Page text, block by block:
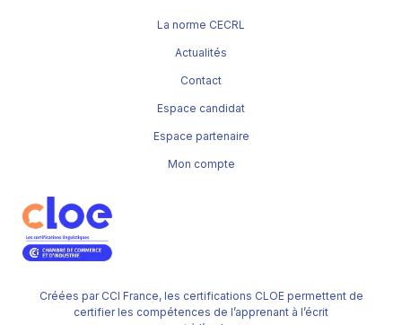
Créées par CCI France, les certifications CLOE permettent de
certifier les compétences de l’apprenant à l’écrit
La norme CECRL
Actualités
Contact
Espace candidat
Espace partenaire
Mon compte